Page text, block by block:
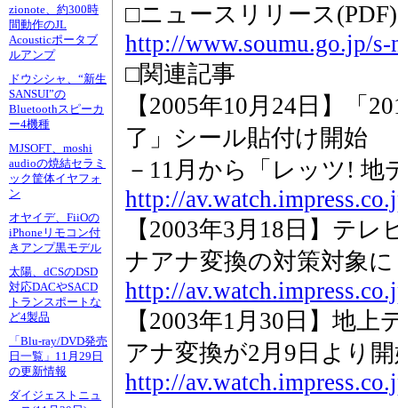
zionote、約300時
間動作のJL
Acousticポータブ
ルアンプ
ドウシシャ、“新生
SANSUI”の
Bluetoothスピーカ
ー4機種
MJSOFT、moshi
audioの焼結セラミ
ック筐体イヤフォ
ン
オヤイデ、FiiOの
iPhoneリモコン付
きアンプ黒モデル
太陽、dCSのDSD
対応DACやSACD
トランスポートな
ど4製品
「Blu-ray/DVD発売
日一覧」11月29日
の更新情報
ダイジェストニュ
□ニュースリリース(PDF)
http://www.soumu.go.jp/
□関連記事
【2005年10月24日】「
了」シール貼付け開始
－11月から「レッツ!
http://
【2003年3月18日】テ
ナアナ変換の対策対象に
http://
【2003年1月30日】地
アナ変換が2月9日より
http://